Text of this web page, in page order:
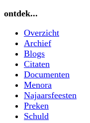
ontdek...
Overzicht
Archief
Blogs
Citaten
Documenten
Menora
Najaarsfeesten
Preken
Schuld